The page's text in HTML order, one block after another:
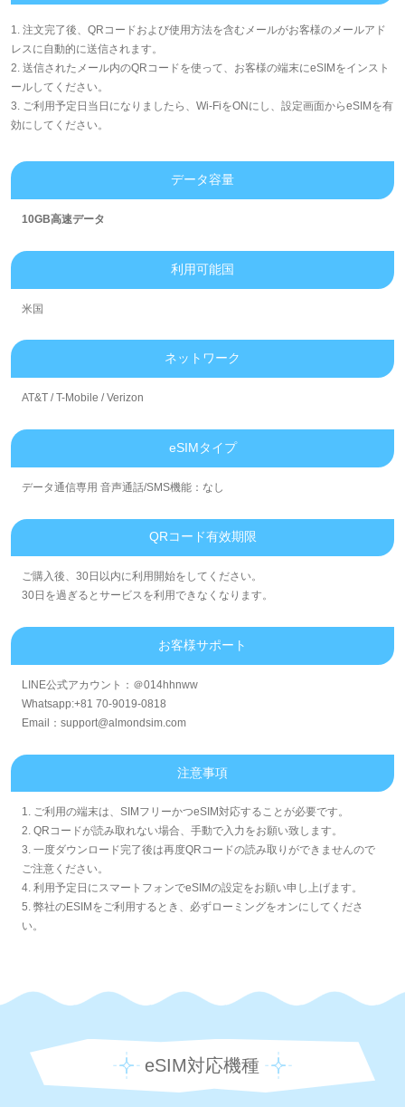
1. 注文完了後、QRコードおよび使用方法を含むメールがお客様のメールアド
レスに自動的に送信されます。
2. 送信されたメール内のQRコードを使って、お客様の端末にeSIMをインスト
ールしてください。
3. ご利用予定日当日になりましたら、Wi-FiをONにし、設定画面からeSIMを有
効にしてください。
データ容量
10GB高速データ
利用可能国
米国
ネットワーク
AT&T / T-Mobile / Verizon
eSIMタイプ
データ通信専用 音声通話/SMS機能：なし
QRコード有效期限
ご購入後、30日以内に利用開始をしてください。
30日を過ぎるとサービスを利用できなくなります。
お客様サポート
LINE公式アカウント：＠014hhnww
Whatsapp:+81 70-9019-0818
Email：support@almondsim.com
注意事項
1. ご利用の端末は、SIMフリーかつeSIM対応することが必要です。
2. QRコードが読み取れない場合、手動で入力をお願い致します。
3. 一度ダウンロード完了後は再度QRコードの読み取りができませんので
ご注意ください。
4. 利用予定日にスマートフォンでeSIMの設定をお願い申し上げます。
5. 弊社のESIMをご利用するとき、必ずローミングをオンにしてくださ
い。
eSIM対応機種